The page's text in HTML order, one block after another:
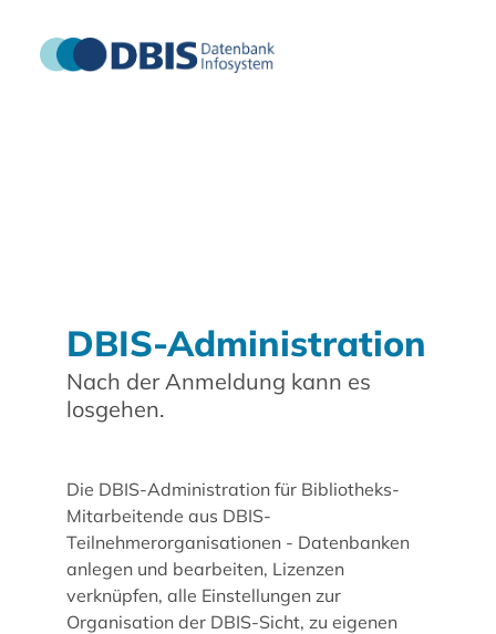
DBIS-Administration
Nach der Anmeldung kann es
losgehen.
Die DBIS-Administration für Bibliotheks-
Mitarbeitende aus DBIS-
Teilnehmerorganisationen - Datenbanken
anlegen und bearbeiten, Lizenzen
verknüpfen, alle Einstellungen zur
Organisation der DBIS-Sicht, zu eigenen